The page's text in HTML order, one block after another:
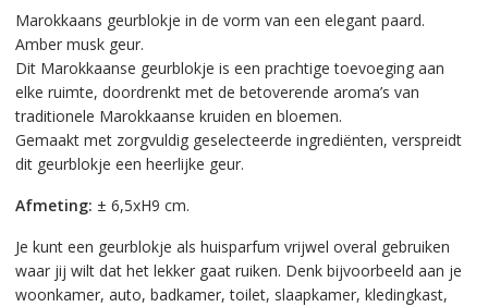
Marokkaans geurblokje in de vorm van een elegant paard.
Amber musk geur.
Dit Marokkaanse geurblokje is een prachtige toevoeging aan
elke ruimte, doordrenkt met de betoverende aroma’s van
traditionele Marokkaanse kruiden en bloemen.
Gemaakt met zorgvuldig geselecteerde ingrediënten, verspreidt
dit geurblokje een heerlijke geur.
Afmeting: ± 6,5xH9 cm.
Je kunt een geurblokje als huisparfum vrijwel overal gebruiken
waar jij wilt dat het lekker gaat ruiken. Denk bijvoorbeeld aan je
woonkamer, auto, badkamer, toilet, slaapkamer, kledingkast,